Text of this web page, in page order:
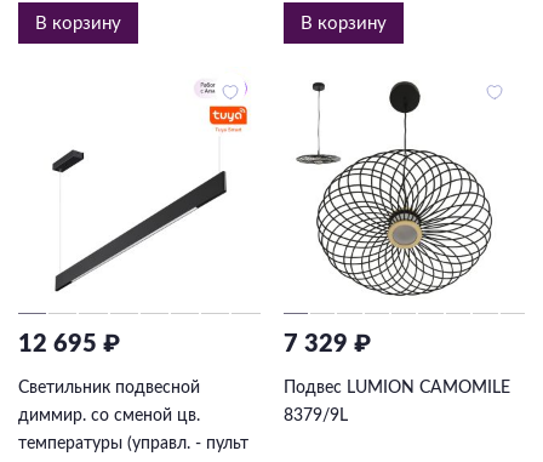
В корзину В корзину
12 695 ₽
Светильник подвесной
диммир. со сменой цв.
температуры (управл. - пульт
7 329 ₽
Подвес LUMION CAMOMILE
8379/9L